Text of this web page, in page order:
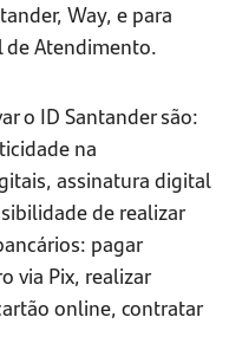
Way, e para
de Atendimento.
o ID Santander são:
na
assinatura digital
de realizar
pagar
via Pix, realizar
online, contratar